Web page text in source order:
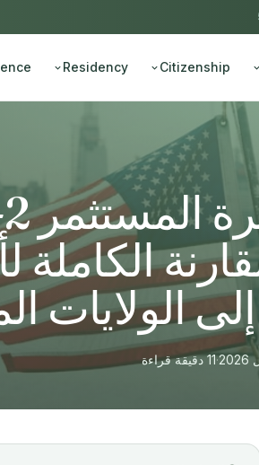
Citizenship
Residency
2026: المقارنة
الولايات
·11 دقيقة قراءة